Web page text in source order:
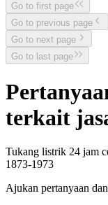
Go to first page
Go to previous page
Go to next page
Go to last page
terkait
Tukang listrik 24 jam
1873-1973
Ajukan pertanyaan